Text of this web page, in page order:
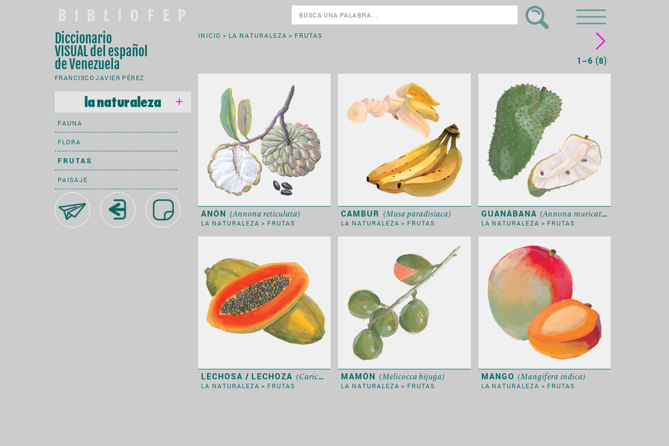
Diccionario
VISUALdel español
de Venezuela
FRANCISCO JAVIER PÉREZ
la naturaleza
FAUNA
FLORA
FRUTAS
PAISAJE
la alimentación
INICIO > LA NATURALEZA> FRUTAS
1–6 (8)
ANÓN (Annona reticulata)
LA NATURALEZA> FRUTAS
CAMBUR
(Musa paradisiaca)
LA NATURALEZA> FRUTAS
GUANÁBANA (Annona muricata)
LA NATURALEZA > FRUTAS
LECHOSA / LECHOZA (Carica papaya)
LA NATURALEZA> FRUTAS
MAMÓN (Melicocca bijuga)
LA NATURALEZA> FRUTAS
MANGO (Mangifera indica)
LA NATURALEZA > FRUTAS